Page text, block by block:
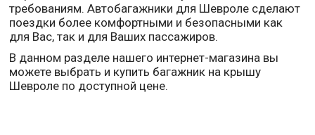
требованиям. Автобагажники для Шевроле сделают
поездки более комфортными и безопасными как
для Вас, так и для Ваших пассажиров.
В данном разделе нашего интернет-магазина вы
можете выбрать и купить багажник на крышу
Шевроле по доступной цене.